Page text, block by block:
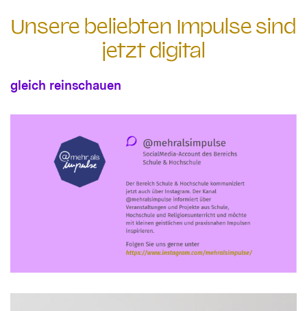
Unsere beliebten Impulse sind
jetzt digital
gleich reinschauen